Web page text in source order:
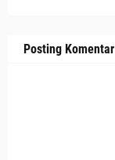
Posting Komentar